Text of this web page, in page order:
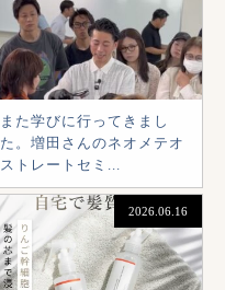
また学びに行ってきまし
た。増田さんのネオメテオ
ストレートセミ...
2026.06.16